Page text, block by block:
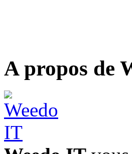
A propos de